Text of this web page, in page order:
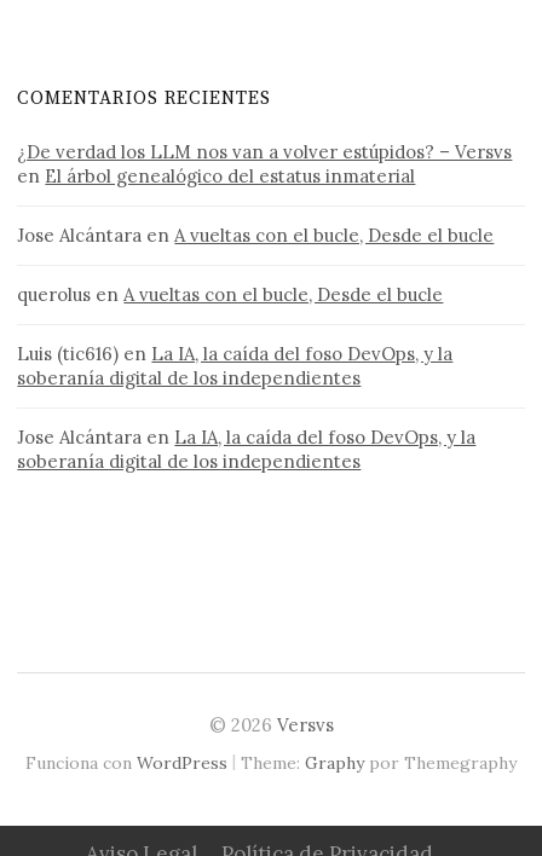
COMENTARIOS RECIENTES
¿De verdad los LLM nos van a volver estúpidos? – Versvs
en El árbol genealógico del estatus inmaterial
Jose Alcántara enA vueltas con el bucle, Desde el bucle
querolus enA vueltas con el bucle, Desde el bucle
Luis (tic616) en La IA, la caída del foso DevOps, y la
soberanía digital de los independientes
Jose Alcántara en La IA, la caída del foso DevOps, y la
soberanía digital de los independientes
© 2026 Versvs
Funciona con WordPress | Theme: Graphypor Themegraphy